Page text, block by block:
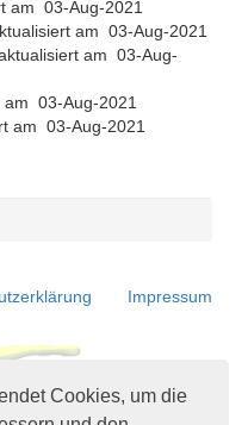
Cookies, um die
am 03-Aug-2021
am 03-Aug-2021
am 03-Aug-
03-Aug-2021
am 03-Aug-2021
Impressum